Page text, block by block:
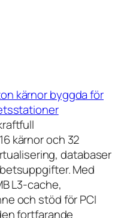
kärnor byggda för
kärnor och 32
databaser
Med
L3-cache,
och stöd för PCI
fortfarande